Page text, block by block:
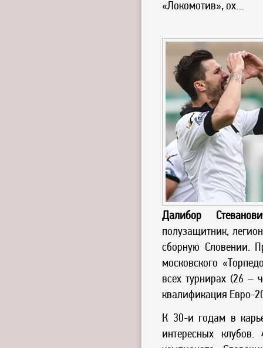
«Локомотив», ох…
Далибор
полузащитник,
сборную Словении.
московского
всех турнирах (26 –
квалификация Евро-
К 30-и годам в
интересных